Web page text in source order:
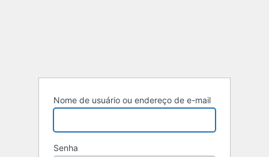
Nome de usuário ou endereço de e-mail
Senha